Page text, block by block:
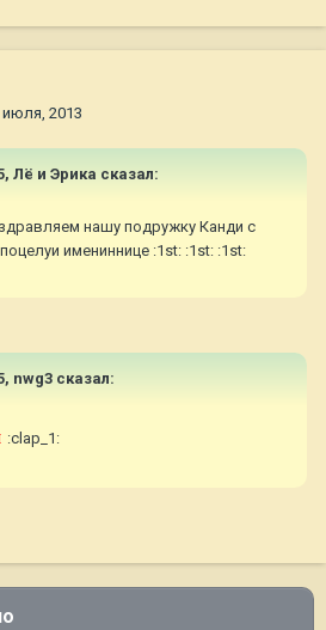
июля, 2013
Лё и Эрика сказал:
нашу подружку Канди с
имениннице :1st: :1st: :1st:
nwg3 сказал:
:clap_1: